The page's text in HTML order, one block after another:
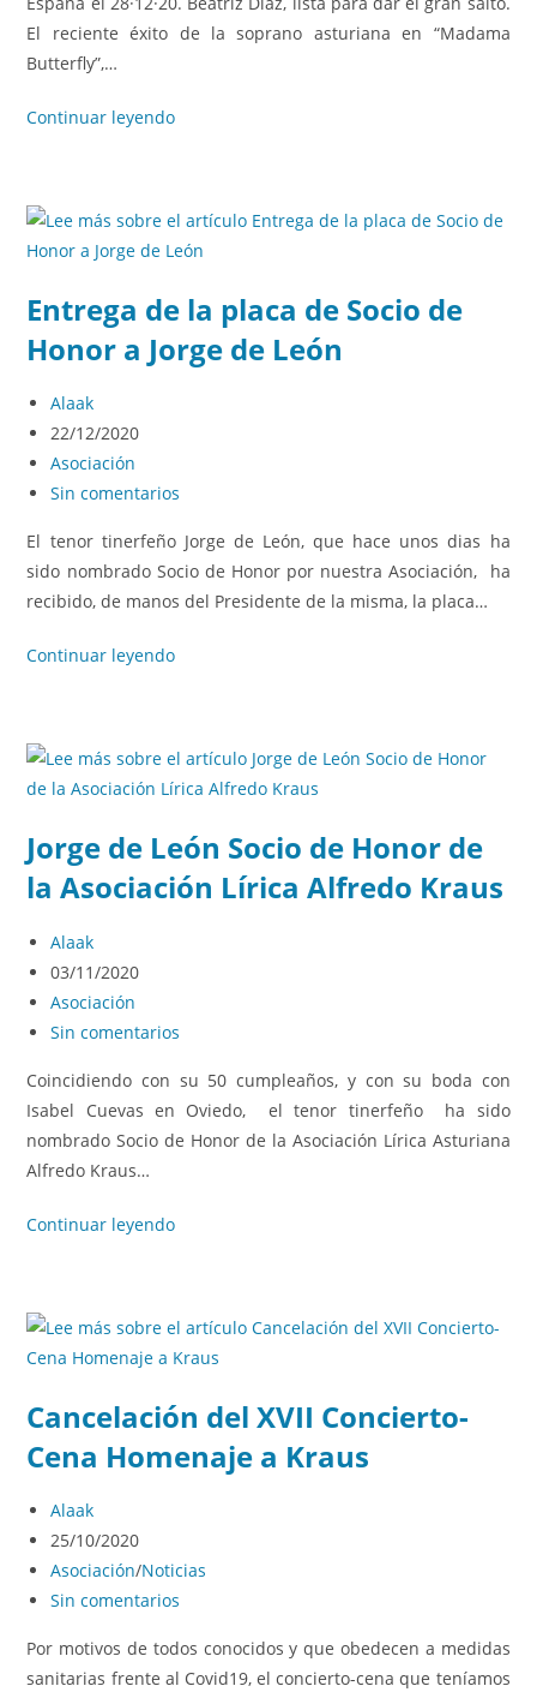
El reciente éxito de la soprano asturiana en “Madama
Butterfly”,…
Continuar leyendo
Entrega de la placa de Socio de
Honor a Jorge de León
Alaak
22/12/2020
Asociación
Sin comentarios
El tenor tinerfeño Jorge de León, que hace unos dias ha
sido nombrado Socio de Honor por nuestra Asociación, ha
recibido, de manos del Presidente de la misma, la placa…
Continuar leyendo
Jorge de León Socio de Honor de
la Asociación Lírica Alfredo Kraus
Alaak
03/11/2020
Asociación
Sin comentarios
Coincidiendo con su 50 cumpleaños, y con su boda con
Isabel Cuevas en Oviedo, el tenor tinerfeño ha sido
nombrado Socio de Honor de la Asociación Lírica Asturiana
Alfredo Kraus…
Continuar leyendo
Cancelación del XVII Concierto-
Cena Homenaje a Kraus
Alaak
25/10/2020
Asociación/Noticias
Sin comentarios
Por motivos de todos conocidos y que obedecen a medidas
sanitarias frente al Covid19, el concierto-cena que teníamos